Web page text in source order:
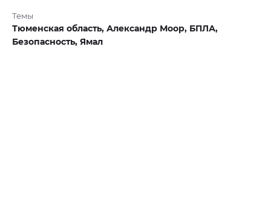
Темы
Тюменская область, Александр Моор, БПЛА,
Безопасность, Ямал